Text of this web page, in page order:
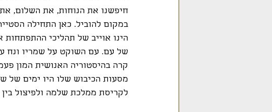
במקום להוביל. כאן התחילה
הינו אוייב של תהליכי
של עם. עם השוקט על שמריו ונח
קרה בהיסטוריה האנושית המון
מסעות הכיבוש שלו היו ימים של
לקריסת ממלכת שלמה ולפיצול